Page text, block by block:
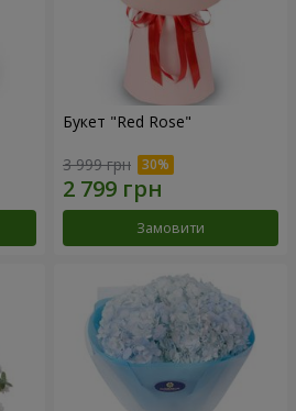
Букет "Red Rose"
3 999 грн
Замовити